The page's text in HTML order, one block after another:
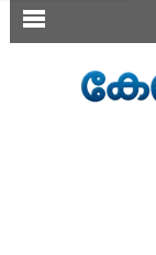
SECTIONS